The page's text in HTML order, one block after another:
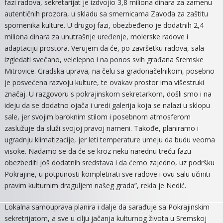
fazi radova, sekretarijat je izdvojio 3,8 miliona dinara za zamenu
autentičnih prozora, u skladu sa smernicama Zavoda za zaštitu
spomenika kulture. U drugoj fazi, obezbeđeno je dodatnih 2,4
miliona dinara za unutrašnje uređenje, molerske radove i
adaptaciju prostora. Verujem da će, po završetku radova, sala
izgledati svečano, velelepno i na ponos svih građana Sremske
Mitrovice. Gradska uprava, na čelu sa gradonačelnikom, posebno
je posvećena razvoju kulture, te ovakav prostor ima višestruki
značaj. U razgovoru s pokrajinskom sekretarkom, došli smo i na
ideju da se dodatno ojača i uredi galerija koja se nalazi u sklopu
sale, jer svojim baroknim stilom i posebnom atmosferom
zaslužuje da služi svojoj pravoj nameni. Takođe, planiramo i
ugradnju klimatizacije, jer leti temperature umeju da budu veoma
visoke. Nadamo se da će se kroz neku narednu treću fazu
obezbediti još dodatnih sredstava i da ćemo zajedno, uz podršku
Pokrajine, u potpunosti kompletirati sve radove i ovu salu učiniti
pravim kulturnim draguljem našeg grada”, rekla je Nedić.
Lokalna samouprava planira i dalje da sarađuje sa Pokrajinskim
sekretrijatom, a sve u cilju jačanja kulturnog života u Sremskoj